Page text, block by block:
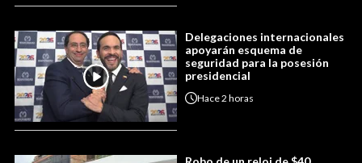
Delegaciones internacionales
apoyarán esquema de
seguridad para la posesión
presidencial
Hace2 horas